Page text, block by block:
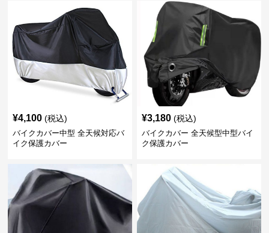
¥4,100 (税込)
バイクカバー中型 全天候対応バ
イク保護カバー
¥3,180 (税込)
バイクカバー 全天候型中型バイ
ク保護カバー